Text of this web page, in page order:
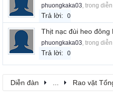
phuongkaka03, trong
Trả lời: 0
Thịt nạc đùi heo đông
phuongkaka03, trong
Trả lời: 0
Diễn đàn ... Rao vặt